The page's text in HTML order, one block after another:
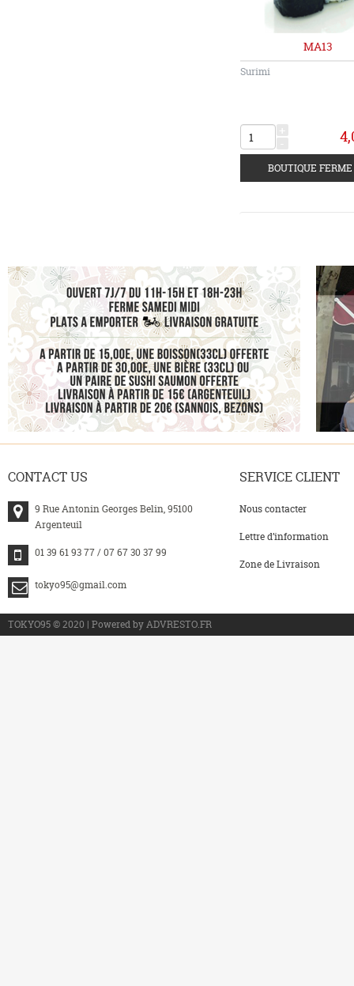
MA13
Surimi
CONTACTUS
9 Rue Antonin Georges Belin, 95100
Argenteuil
01 39 61 93 77 / 07 67 30 37 99
tokyo95@gmail.com
SERVICECLIENT
Nous contacter
Lettre d’information
Zone de Livraison
TOKYO95 © 2020 | Powered by ADVRESTO.FR